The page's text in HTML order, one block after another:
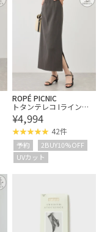
ROPÉ PICNIC
トタンテレコ Iラインリ
ブニットスカート
¥4,994
42件
予約
2BUY10%OFF
UVカット